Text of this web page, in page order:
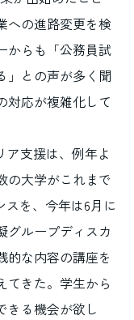
への進路変更を検
からも「公務員試
」との声が多く聞
対応が複雑化して
ア支援は、例年よ
の大学がこれまで
スを、今年は6月に
グループディスカ
的な内容の講座を
てきた。学生から
きる機会が欲し